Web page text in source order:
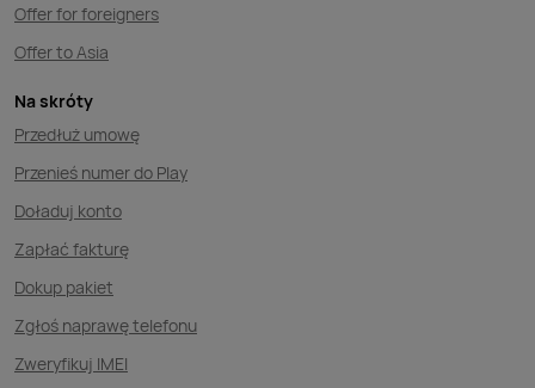
Offer for foreigners
Offer to Asia
Na skróty
Przedłuż umowę
Przenieś numer do Play
Doładuj konto
Zapłać fakturę
Dokup pakiet
Zgłoś naprawę telefonu
Zweryfikuj IMEI